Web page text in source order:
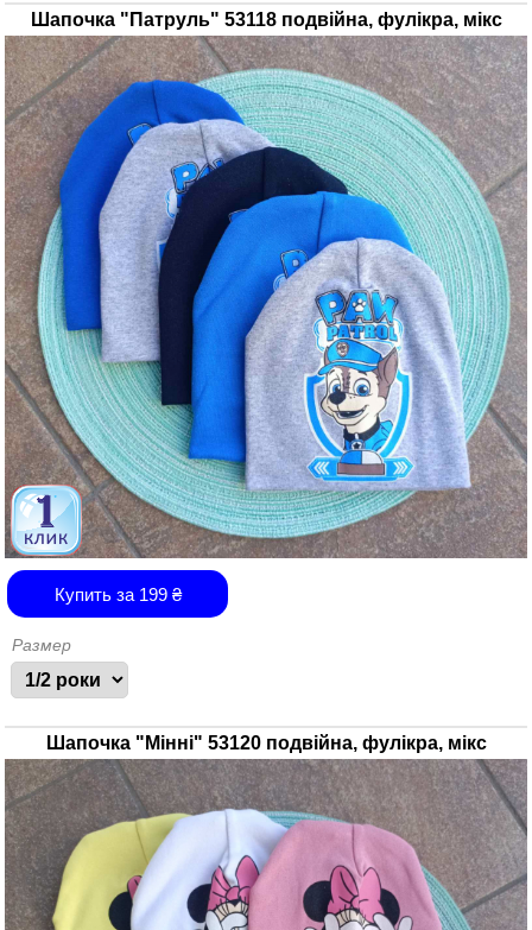
Шапочка "Патруль" 53118 подвійна, фулікра, мікс
Купить за 199₴
Размер
Шапочка "Мінні" 53120 подвійна, фулікра, мікс